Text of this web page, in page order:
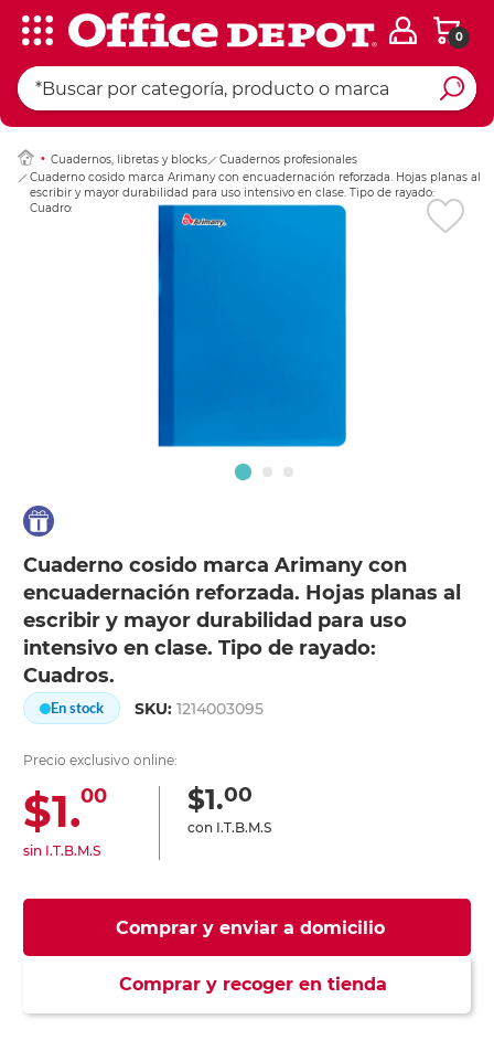
0
Cuadernos, libretas y blocks
Cuadernos profesionales
Cuaderno cosido marca Arimany con encuadernación reforzada. Hojas planas al
escribir y mayor durabilidad para uso intensivo en clase. Tipo de rayado:
Cuadros.
Cuaderno cosido marca Arimany con
encuadernación reforzada. Hojas planas al
escribir y mayor durabilidad para uso
intensivo en clase. Tipo de rayado:
Cuadros.
En stock SKU:1214003095
Precio exclusivo online:
$1.00
sin I.T.B.M.S
$1.00
con I.T.B.M.S
Comprar y enviar a domicilio
Comprar y recoger en tienda
Ingresar Codigo